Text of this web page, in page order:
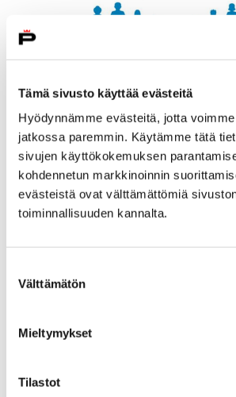
Tämä sivusto käyttää evästeitä
Hyödynnämme evästeitä, jotta
jatkossa paremmin. Käytämme tätä
sivujen käyttökokemuksen
kohdennetun markkinoinnin
evästeistä ovat välttämättömiä
toiminnallisuuden kannalta.
valinta
Välttämätön
Mieltymykset
Tilastot
Porille UNICEFin tunnustus
Suomen UNICEF on myöntänyt Porille
saava kunta.